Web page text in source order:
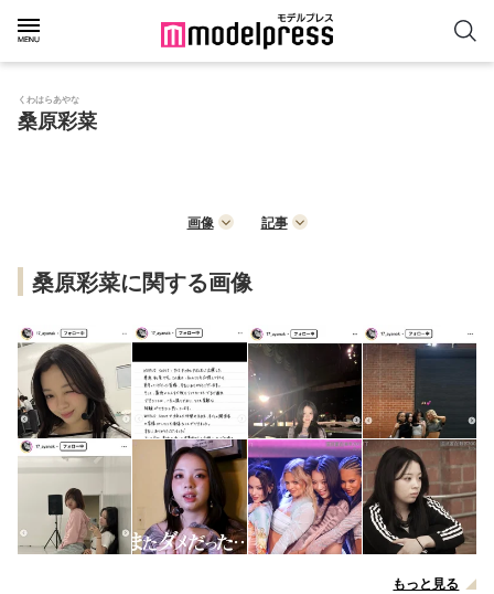
くわはらあやな
桑原彩菜
画像 記事
桑原彩菜に関する画像
もっと見る